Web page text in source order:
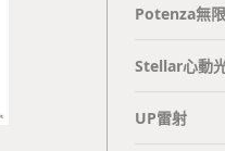
Potenza無
Stellar心動
UP雷射